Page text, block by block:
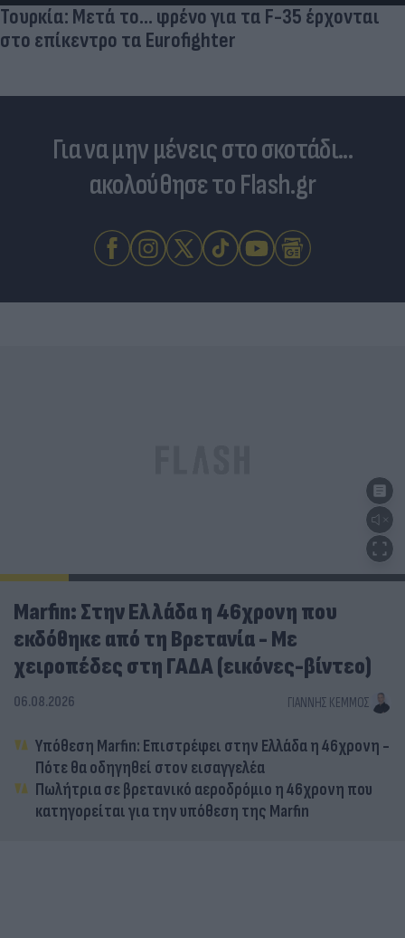
Τουρκία: Μετά το... φρένο για τα F-35 έρχονται
στο επίκεντρο τα Eurofighter
Για να μην μένεις στο σκοτάδι...
ακολούθησε το Flash.gr
Marfin: Στην Ελλάδα η 46χρονη που
εκδόθηκε από τη Βρετανία - Με
χειροπέδες στη ΓΑΔΑ (εικόνες-βίντεο)
06.08.2026 ΓΙΆΝΝΗΣ ΚΈΜΜΟΣ
Υπόθεση Marfin: Επιστρέφει στην Ελλάδα η 46χρονη -
Πότε θα οδηγηθεί στον εισαγγελέα
Πωλήτρια σε βρετανικό αεροδρόμιο η 46χρονη που
κατηγορείται για την υπόθεση της Marfin